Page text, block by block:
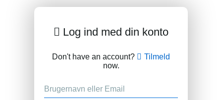
Log ind med din konto
Don't have an account?
Tilmeld
now.